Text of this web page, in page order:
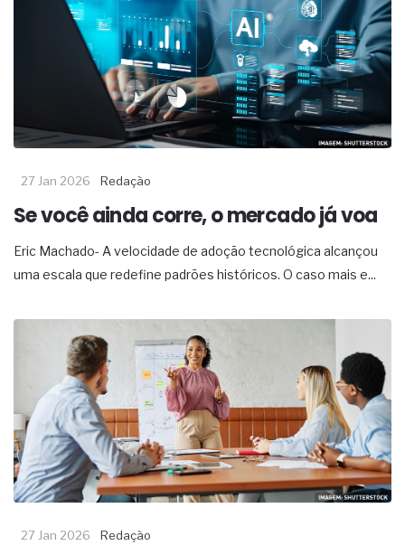
27 Jan 2026 Redação
Se você ainda corre, o mercado já voa
Eric Machado- A velocidade de adoção tecnológica alcançou
uma escala que redefine padrões históricos. O caso mais e...
27 Jan 2026 Redação